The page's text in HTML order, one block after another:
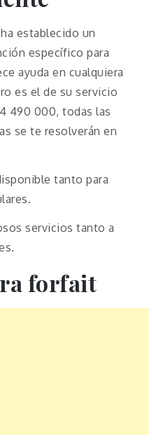
establecido un
específico para
ayuda en cualquiera
es el de su servicio
490 000, todas las
se te resolverán en
tanto para
servicios tanto a
forfait